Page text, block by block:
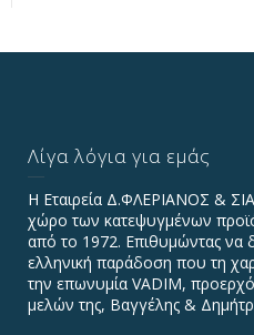
Λίγα λόγια για εμάς
Η Εταιρεία Δ.ΦΛΕΡΙΑΝΟΣ & ΣΙΑ
χώρο των κατεψυγμένων
από το 1972. Επιθυμώντας να
ελληνική παράδοση που τη
την επωνυμία VADIΜ,
μελών της, Βαγγέλης &